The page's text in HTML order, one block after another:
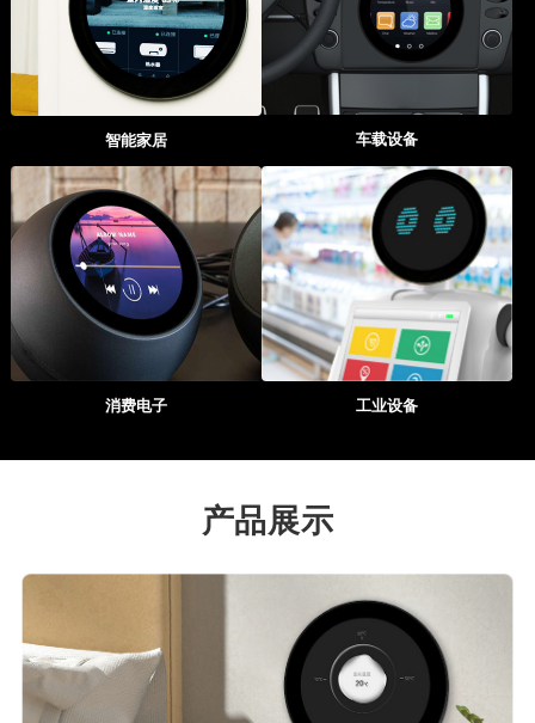
智能家居 车载设备
消费电子 工业设备
产品展示